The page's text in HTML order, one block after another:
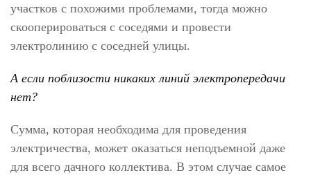
участков с похожими проблемами, тогда можно
скооперироваться с соседями и провести
электролинию с соседней улицы.
А если поблизости никаких линий электропередачи
нет?
Сумма, которая необходима для проведения
электричества, может оказаться неподъемной даже
для всего дачного коллектива. В этом случае самое